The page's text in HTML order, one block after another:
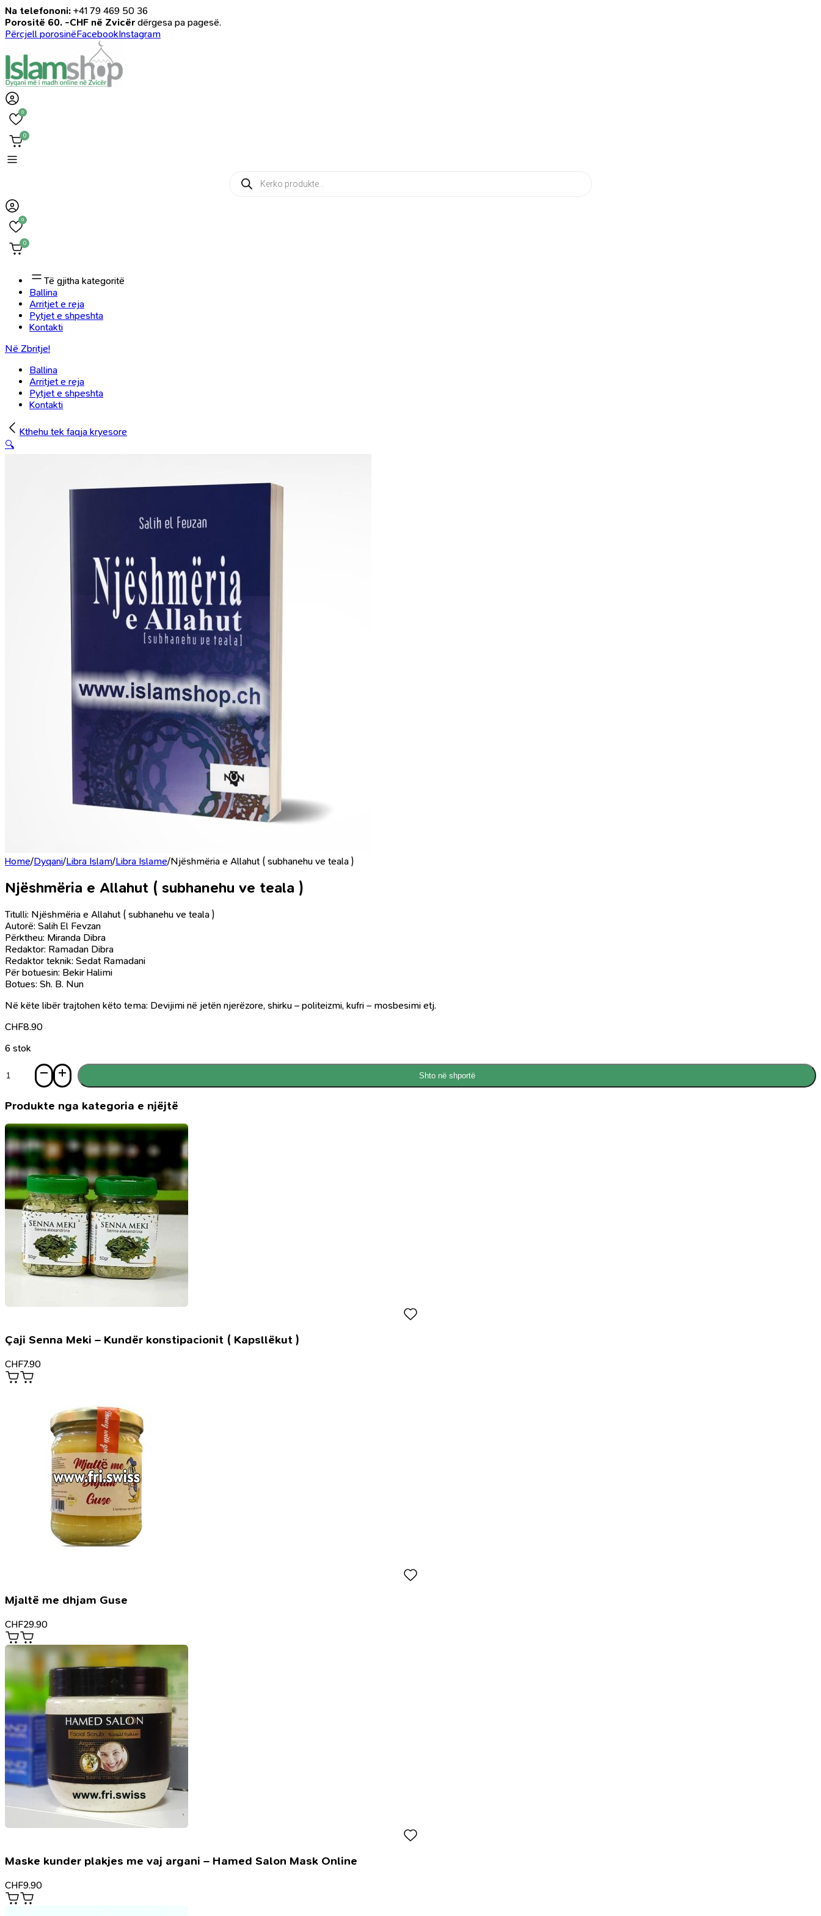
Na telefononi: +41 79 469 50 36
Porositë 60. -CHF në Zvicër dërgesa pa pagesë.
Përcjell porosinëFacebookInstagram
0
0
Products
search
0
0
Të gjitha kategoritë
Ballina
Arritjet e reja
Pytjet e shpeshta
Kontakti
Në Zbritje!
Ballina
Arritjet e reja
Pytjet e shpeshta
Kontakti
Kthehu tek faqja kryesore
🔍
Home/Dyqani/Libra Islam/Libra Islame/Njëshmëria e Allahut ( subhanehu ve teala )
Njëshmëria e Allahut ( subhanehu ve teala )
Titulli: Njëshmëria e Allahut ( subhanehu ve teala )
Autorë: Salih El Fevzan
Përktheu: Miranda Dibra
Redaktor: Ramadan Dibra
Redaktor teknik: Sedat Ramadani
Për botuesin: Bekir Halimi
Botues: Sh. B. Nun
Në këte libër trajtohen këto tema: Devijimi në jetën njerëzore, shirku – politeizmi, kufri – mosbesimi etj.
CHF8.90
6 stok
Njëshmëria
Allahut
subhanehu
ve
teala
Shto në shportë
Produkte nga kategoria e njëjtë
Çaji Senna Meki – Kundër konstipacionit ( Kapsllëkut )
CHF7.90
Mjaltë me dhjam Guse
CHF29.90
Maske kunder plakjes me vaj argani – Hamed Salon Mask Online
CHF9.90